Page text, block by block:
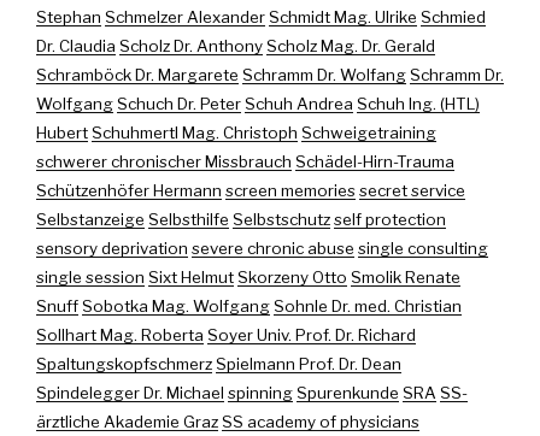
Stephan Schmelzer AlexanderSchmidt Mag. Ulrike Schmied
Dr. Claudia Scholz Dr. AnthonyScholz Mag. Dr. Gerald
Schramböck Dr. Margarete Schramm Dr. WolfangSchramm Dr.
WolfgangSchuch Dr. PeterSchuh Andrea Schuh Ing. (HTL)
HubertSchuhmertl Mag. Christoph Schweigetraining
schwerer chronischer Missbrauch Schädel-Hirn-Trauma
Schützenhöfer Hermann screen memoriessecret service
Selbstanzeige Selbsthilfe Selbstschutzself protection
sensory deprivation severe chronic abuse single consulting
single session Sixt HelmutSkorzeny Otto Smolik Renate
SnuffSobotka Mag. WolfgangSohnle Dr. med. Christian
Sollhart Mag. Roberta Soyer Univ. Prof. Dr. Richard
SpaltungskopfschmerzSpielmann Prof. Dr. Dean
Spindelegger Dr. Michael spinningSpurenkunde SRA SS-
ärztliche Akademie GrazSS academy of physicians